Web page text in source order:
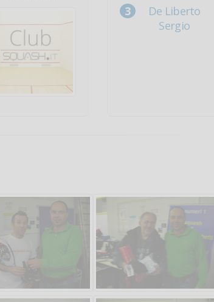
De Liberto
Sergio
Salve,